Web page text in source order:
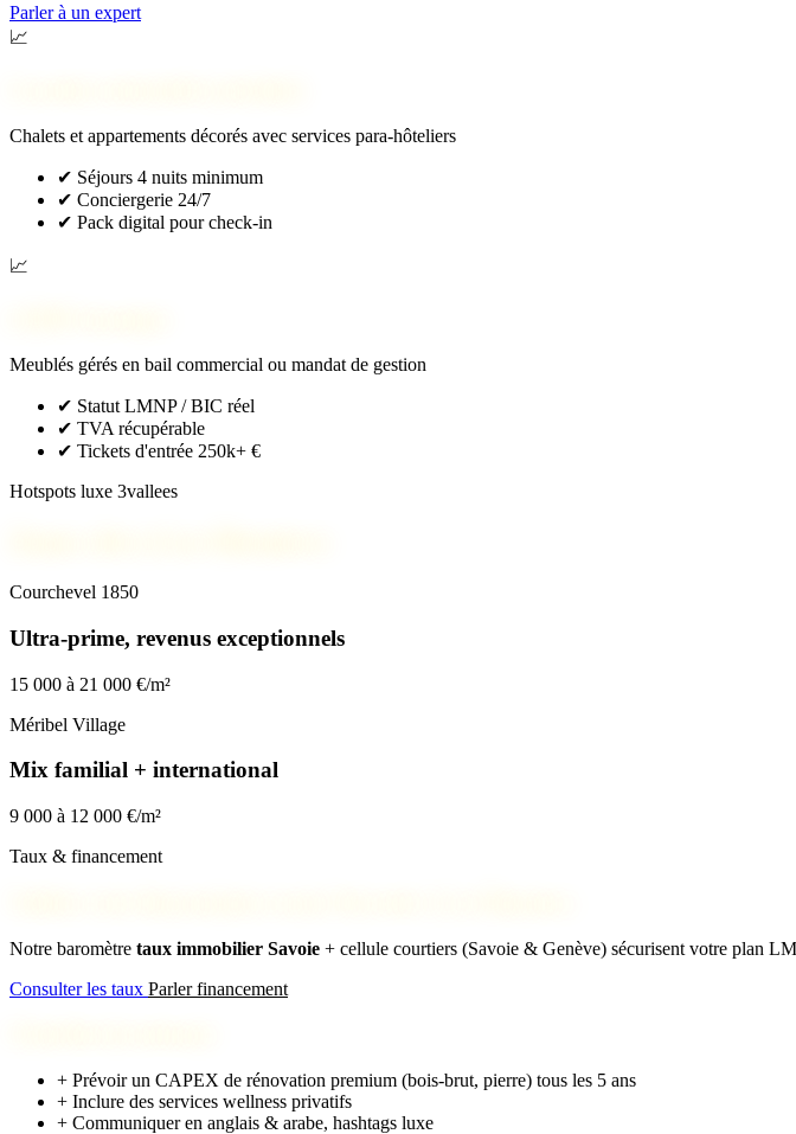
Parler à un expert
📈
Chalets et appartements décorés avec services para-hôteliers
✔ Séjours 4 nuits minimum
✔ Conciergerie 24/7
✔ Pack digital pour check-in
📈
Meublés gérés en bail commercial ou mandat de gestion
✔ Statut LMNP / BIC réel
✔ TVA récupérable
✔ Tickets d'entrée 250k+ €
Hotspots luxe 3vallees
Courchevel 1850
Ultra-prime, revenus exceptionnels
15 000 à 21 000 €/m²
Méribel Village
Mix familial + international
9 000 à 12 000 €/m²
Taux & financement
Notre baromètre taux immobilier Savoie + cellule courtiers (Savoie & Genève) sécurisent votre plan
Consulter les taux Parler financement
+ Prévoir un CAPEX de rénovation premium (bois-brut, pierre) tous les 5 ans
+ Inclure des services wellness privatifs
+ Communiquer en anglais & arabe, hashtags luxe